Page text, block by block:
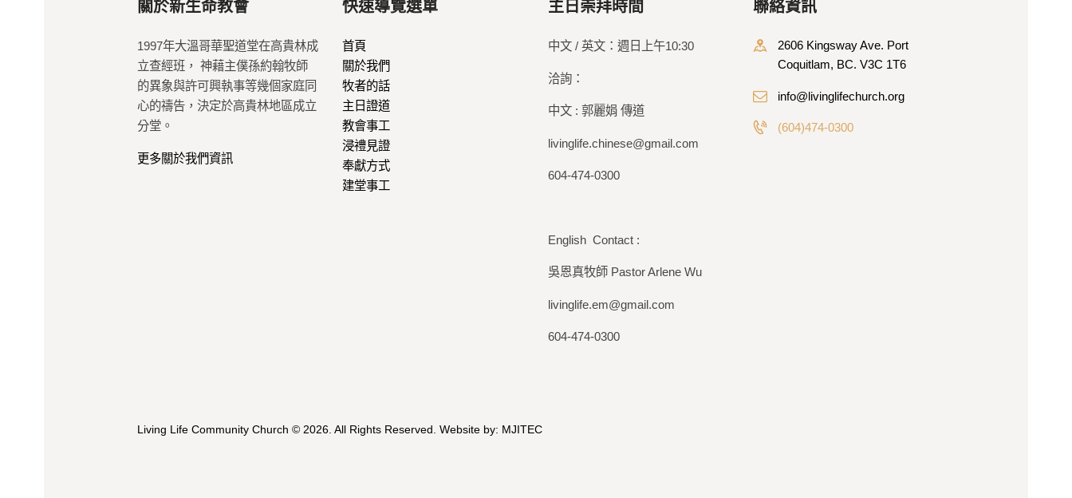
關於新生命教會
1997年大溫哥華聖道堂在高貴林成
立查經班， 神藉主僕孫約翰牧師
的異象與許可興執事等幾個家庭同
心的禱告，決定於高貴林地區成立
分堂。
更多關於我們資訊
快速導覽選單
首頁
關於我們
牧者的話
主日證道
教會事工
浸禮見證
奉獻方式
建堂事工
主日崇拜時間
中文 / 英文：週日上午10:30
洽詢：
中文 : 郭麗娟 傳道
livinglife.chinese@gmail.com
604-474-0300
English Contact :
吳恩真牧師 Pastor Arlene Wu
livinglife.em@gmail.com
604-474-0300
聯絡資訊
2606 Kingsway Ave. Port
Coquitlam, BC. V3C 1T6
info@livinglifechurch.org
(604)474-0300
Living Life Community Church © 2026. All Rights Reserved. Website by: MJITEC